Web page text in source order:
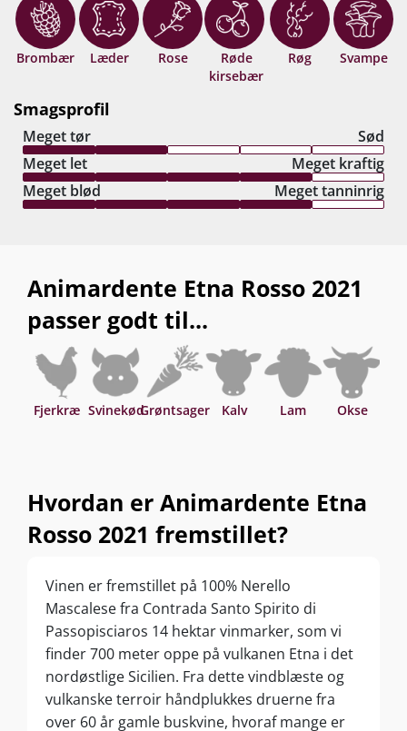
Animardente til dato? Drik nu, eller gem +10 år fra
høståret.
Brombær Læder Rose
Røde
kirsebær
Røg Svampe
Smagsprofil
Meget tør
Sød
Meget let
Meget kraftig
Meget blød
Meget tanninrig
Animardente Etna Rosso 2021
passer godt til...
Fjerkræ SvinekødGrøntsager Kalv Lam Okse
Hvordan er Animardente Etna
Rosso 2021 fremstillet?
Vinen er fremstillet på 100% Nerello
Mascalese fra Contrada Santo Spirito di
Passopisciaros 14 hektar vinmarker, som vi
finder 700 meter oppe på vulkanen Etna i det
nordøstlige Sicilien. Fra dette vindblæste og
vulkanske terroir håndplukkes druerne fra
over 60 år gamle buskvine, hvoraf mange er